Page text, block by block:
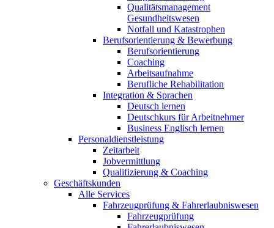
Qualitätsmanagement
Gesundheitswesen
Notfall und Katastrophen
Berufsorientierung & Bewerbung
Berufsorientierung
Coaching
Arbeitsaufnahme
Berufliche Rehabilitation
Integration & Sprachen
Deutsch lernen
Deutschkurs für Arbeitnehmer
Business Englisch lernen
Personaldienstleistung
Zeitarbeit
Jobvermittlung
Qualifizierung & Coaching
Geschäftskunden
Alle Services
Fahrzeugprüfung & Fahrerlaubniswesen
Fahrzeugprüfung